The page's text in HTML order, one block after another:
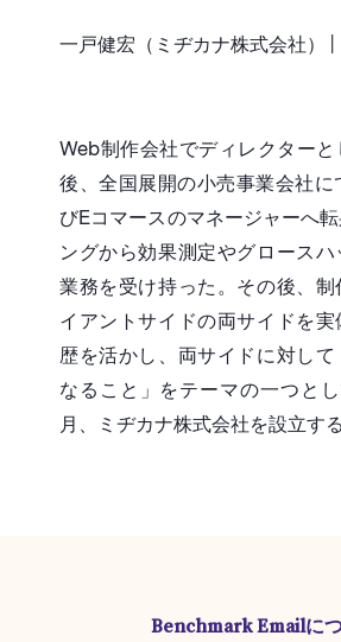
一戸健宏（ミヂカナ株式会社） |
Web制作会社でディレクターと
後、全国展開の小売事業会社に
びEコマースのマネージャーへ
ングから効果測定やグロース
業務を受け持った。その後、制
イアントサイドの両サイドを
歴を活かし、両サイドに対して
なること」をテーマの一つと
月、ミヂカナ株式会社を設立する
Benchmark Emailに